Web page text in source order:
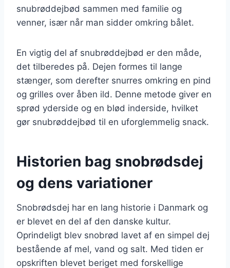
snubrøddejbød sammen med familie og
venner, især når man sidder omkring bålet.
En vigtig del af snubrøddejbød er den måde,
det tilberedes på. Dejen formes til lange
stænger, som derefter snurres omkring en pind
og grilles over åben ild. Denne metode giver en
sprød yderside og en blød inderside, hvilket
gør snubrøddejbød til en uforglemmelig snack.
Historien bag snobrødsdej
og dens variationer
Snobrødsdej har en lang historie i Danmark og
er blevet en del af den danske kultur.
Oprindeligt blev snobrød lavet af en simpel dej
bestående af mel, vand og salt. Med tiden er
opskriften blevet beriget med forskellige